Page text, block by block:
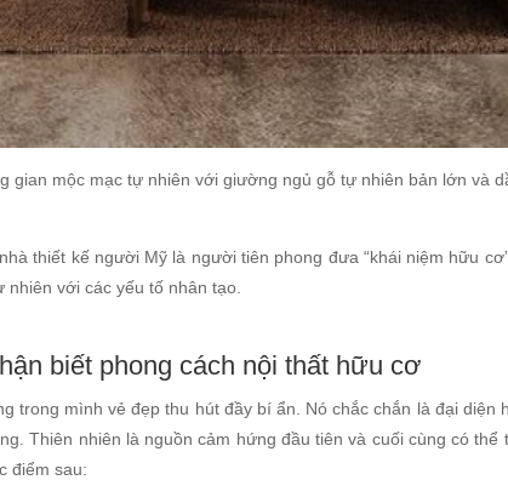
gian mộc mạc tự nhiên với giường ngủ gỗ tự nhiên bản lớn và
thiết kế người Mỹ là người tiên phong đưa “khái niệm hữu
với các yếu tố nhân tạo.
biết phong cách nội thất hữu cơ
trong mình vẻ đẹp thu hút đầy bí ẩn. Nó chắc chắn là đại diện
Thiên nhiên là nguồn cảm hứng đầu tiên và cuối cùng có
điểm sau: